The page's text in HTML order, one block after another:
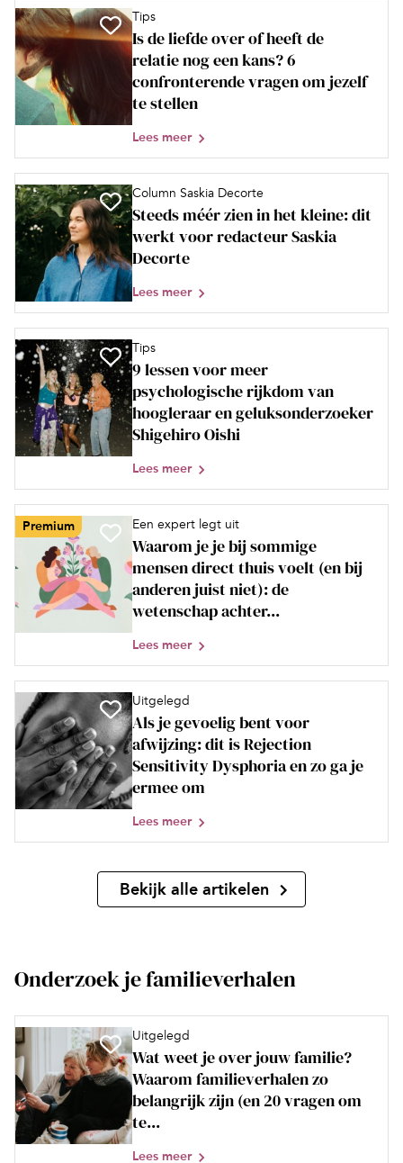
Tips
Is de liefde over of heeft de
relatie nog een kans? 6
confronterende vragen om jezelf
te stellen
Lees meer
Column Saskia Decorte
Steeds méér zien in het kleine: dit
werkt voor redacteur Saskia
Decorte
Lees meer
Tips
9 lessen voor meer
psychologische rijkdom van
hoogleraar en geluksonderzoeker
Shigehiro Oishi
Lees meer
Premium Een expert legt uit
Waarom je je bij sommige
mensen direct thuis voelt (en bij
anderen juist niet): de
wetenschap achter...
Lees meer
Uitgelegd
Als je gevoelig bent voor
afwijzing: dit is Rejection
Sensitivity Dysphoria en zo ga je
ermee om
Lees meer
Bekijk alle artikelen
Onderzoek je familieverhalen
Uitgelegd
Wat weet je over jouw familie?
Waarom familieverhalen zo
belangrijk zijn (en 20 vragen om
te...
Lees meer